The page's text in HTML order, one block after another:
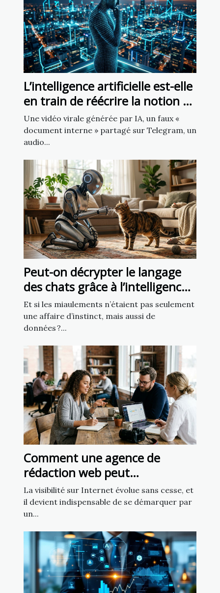
L’intelligence artificielle est-elle
en train de réécrire la notion de
source fiable ?
Une vidéo virale générée par IA, un faux «
document interne » partagé sur Telegram, un
audio...
Peut-on décrypter le langage
des chats grâce à l’intelligence
artificielle ?
Et si les miaulements n’étaient pas seulement
une affaire d’instinct, mais aussi de
données ?...
Comment une agence de
rédaction web peut
transformer votre présence en
ligne
La visibilité sur Internet évolue sans cesse, et
il devient indispensable de se démarquer par
un...